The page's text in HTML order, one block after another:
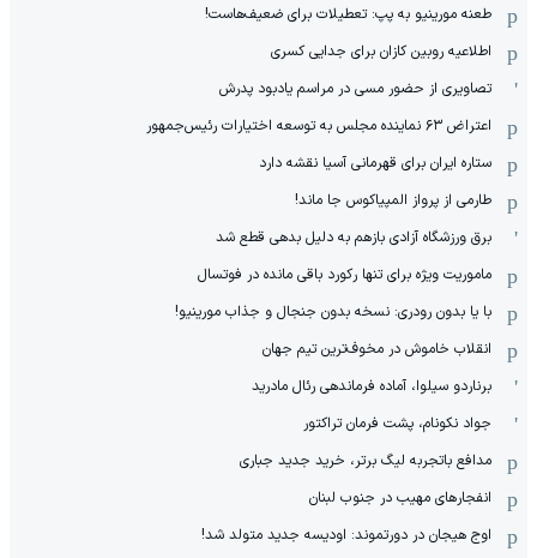
طعنه مورینیو به پپ: تعطیلات برای ضعیف‌هاست!
اطلاعیه روبین کازان برای جدایی کسری
تصاویری از حضور مسی در مراسم یادبود پدرش
اعتراض ۶۳ نماینده مجلس به توسعه اختیارات رئیس‌جمهور
ستاره ایران برای قهرمانی آسیا نقشه دارد
طارمی از پرواز المپیاکوس جا ماند!
برق ورزشگاه آزادی بازهم به دلیل بدهی قطع شد
ماموریت ویژه برای تنها رکورد باقی مانده در فوتسال
با یا بدون رودری: نسخه بدون جنجال و جذاب مورینیو!
انقلاب خاموش در مخوف‌‌ترین تیم جهان
برناردو سیلوا، آماده فرماندهی رئال مادرید
جواد نکونام، پشت فرمان تراکتور
مدافع باتجربه لیگ برتر، خرید جدید جباری
انفجارهای مهیب در جنوب لبنان
اوج هیجان در دورتموند: اودیسه جدید متولد شد!